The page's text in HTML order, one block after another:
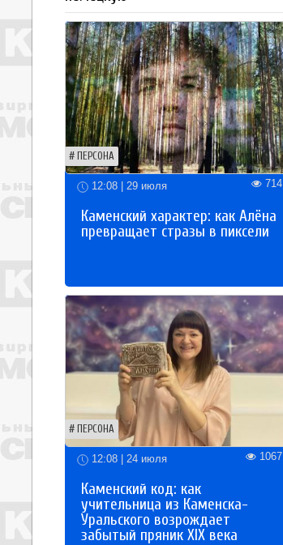
ПЕРСОНА
12:08 | 29 июля 714
Каменский характер: как Алёна
превращает стразы в пиксели
ПЕРСОНА
12:08 | 24 июля 1067
Каменский код: как
учительница из Каменска-
Уральского возрождает
забытый пряник XIX века